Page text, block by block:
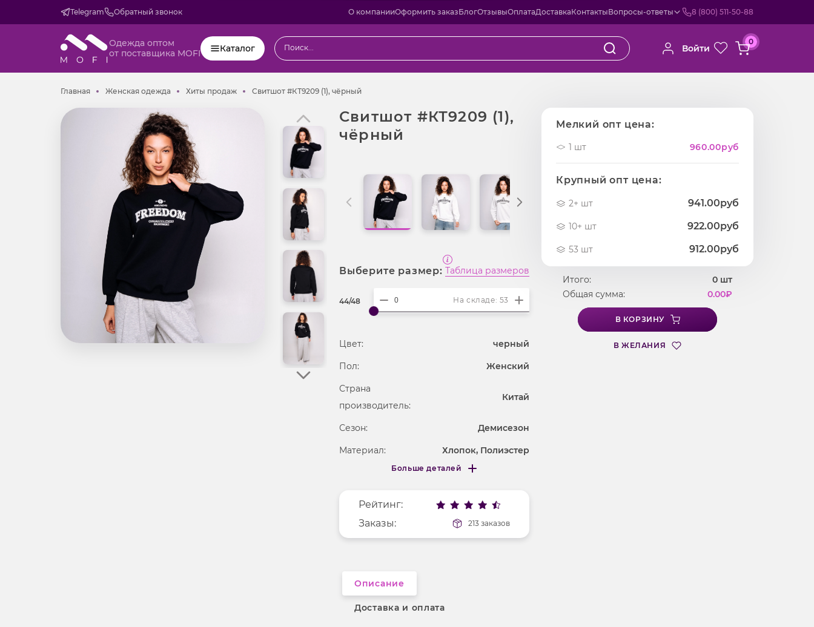
Telegram Обратный звонок О компанииОформить заказБлогОтзывыОплатаДоставкаКонтактыВопросы-ответы 8 (800) 511-50-88
Одежда оптом
от поставщика MOFI
Каталог Войти
0
ГлавнаяГлавнаяЖенская одежда Женская одежда
Хиты продажХиты продаж
Свитшот #КТ9209 (1), чёрныйСвитшот #КТ9209 (1), чёрный
Свитшот #КТ9209 (1),
чёрный
Выберите размер: Таблица размеров
44/48 На складе: 53
Цвет: черный
Пол: Женский
Страна
производитель:
Китай
Сезон: Демисезон
Материал:
Хлопок, Полиэстер
Фактура материала
Длина рукава длинные
Больше деталей
Меньше деталей
Рейтинг:
Заказы:
213 заказов
Описание
Доставка и оплата
Мелкий опт цена:
1 шт 960.00руб
Крупный опт цена:
2+ шт 941.00руб
10+ шт 922.00руб
53 шт 912.00руб
Итого: 0 шт
Общая сумма:
0.00₽
В КОРЗИНУ
В ЖЕЛАНИЯ